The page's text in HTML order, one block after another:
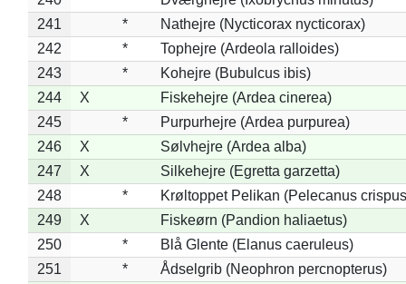
241
*
Nathejre (Nycticorax nycticorax)
242
*
Tophejre (Ardeola ralloides)
243
*
Kohejre (Bubulcus ibis)
244
X
Fiskehejre (Ardea cinerea)
245
*
Purpurhejre (Ardea purpurea)
246
X
Sølvhejre (Ardea alba)
247
X
Silkehejre (Egretta garzetta)
248
*
Krøltoppet Pelikan (Pelecanus
249
X
Fiskeørn (Pandion haliaetus)
250
*
Blå Glente (Elanus caeruleus)
251
*
Ådselgrib (Neophron percnopterus)